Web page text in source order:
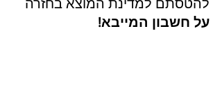
להטסתם למדינת המוצא בחזרה
על חשבון המייבא!